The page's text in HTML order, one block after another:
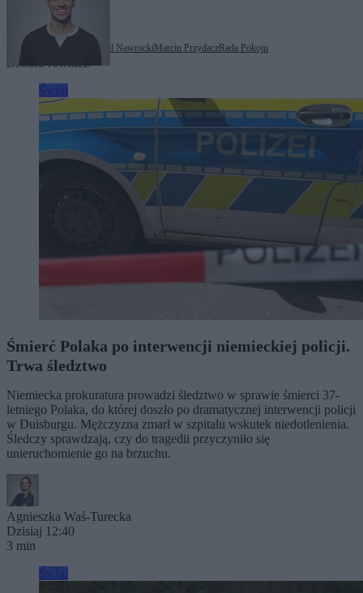
Tagi: Donald Trump Karol NawrockiMarcin Przydacz Rada Pokoju
Zobacz również
Śmierć Polaka po interwencji niemieckiej policji.
Trwa śledztwo
Niemiecka prokuratura prowadzi śledztwo w sprawie śmierci 37-
letniego Polaka, do której doszło po dramatycznej interwencji policji
w Duisburgu. Mężczyzna zmarł w szpitalu wskutek niedotlenienia.
Śledczy sprawdzają, czy do tragedii przyczyniło się
unieruchomienie go na brzuchu.
Agnieszka Waś-Turecka
Dzisiaj 12:40
3 min